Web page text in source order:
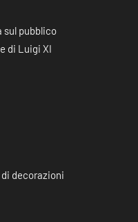
sul pubblico
di Luigi XI
decorazioni